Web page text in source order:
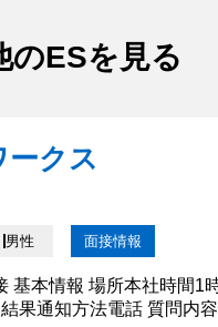
のESを見る
ークス
男性 面接情報
基本情報 場所本社時間1
果通知方法電話 質問内